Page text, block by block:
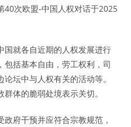
40次欧盟-中国人权对话于2025
国就各自近期的人权发展进行
包括基本自由，劳工权利，司
坛中与人权有关的活动等。
体的脆弱处境表示关切。
府干预并应符合宗教规范，